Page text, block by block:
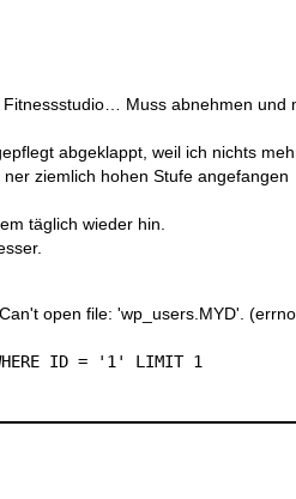
Muss abnehmen und
abgeklappt, weil ich nichts
ziemlich hohen Stufe angefangen
täglich wieder hin.
open file: 'wp_users.MYD'.
ID = '1' LIMIT 1